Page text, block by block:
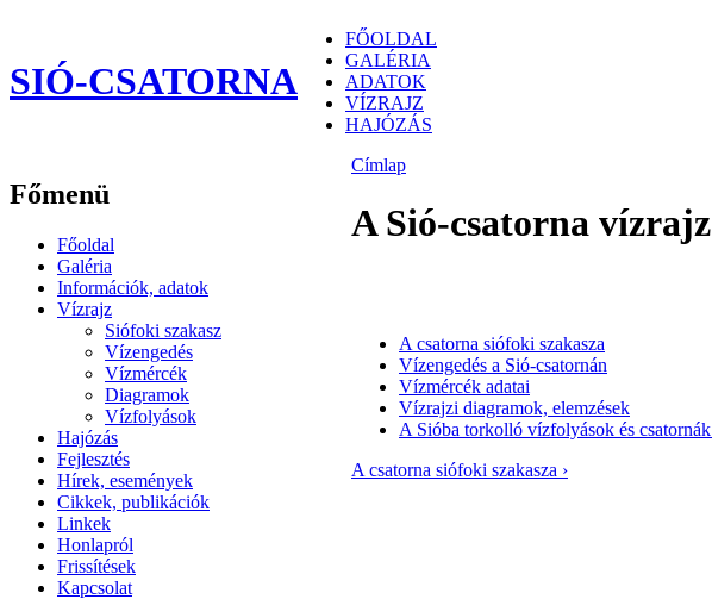
SIÓ-CSATORNA
FŐOLDAL
GALÉRIA
ADATOK
VÍZRAJZ
HAJÓZÁS
Főmenü
Főoldal
Galéria
Információk, adatok
Vízrajz
Siófoki szakasz
Vízengedés
Vízmércék
Diagramok
Vízfolyások
Hajózás
Fejlesztés
Hírek, események
Cikkek, publikációk
Linkek
Honlapról
Frissítések
Kapcsolat
Címlap
A Sió-csatorna
A csatorna siófoki szakasza
Vízengedés a Sió-csatornán
Vízmércék adatai
Vízrajzi diagramok, elemzések
A Sióba torkolló vízfolyások és
A csatorna siófoki szakasza ›